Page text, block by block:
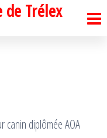
de Trélex
canin diplômée AOA